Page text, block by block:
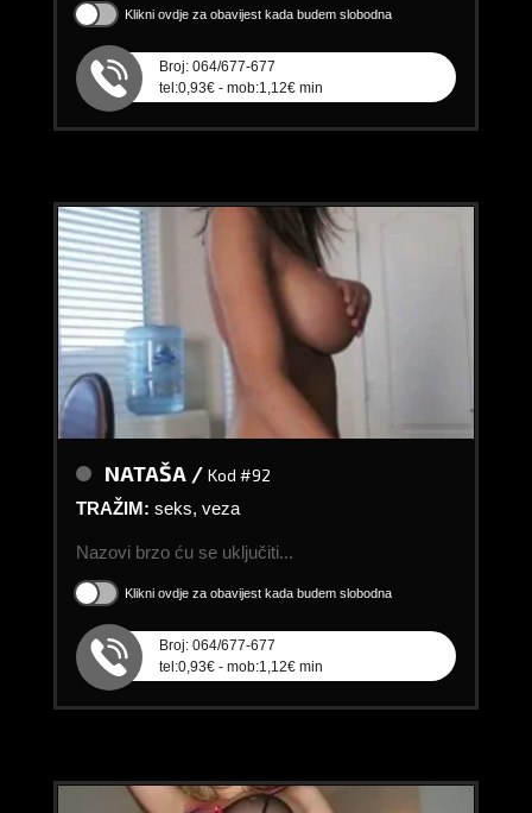
Klikni ovdje za obavijest kada budem slobodna
Broj: 064/677-677
tel:0,93€ - mob:1,12€ min
NATAŠA / Kod #92
TRAŽIM: seks, veza
Nazovi brzo ću se uključiti...
Klikni ovdje za obavijest kada budem slobodna
Broj: 064/677-677
tel:0,93€ - mob:1,12€ min